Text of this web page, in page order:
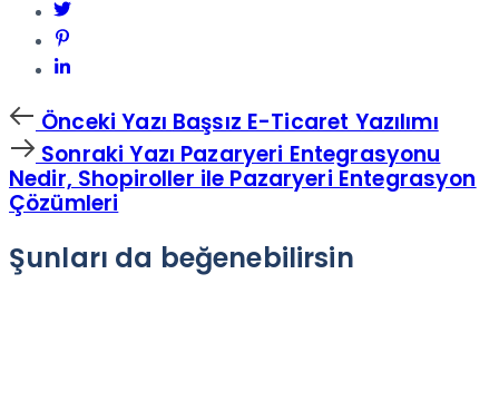
Önceki
Yazı
Önceki Yazı Başsız E-Ticaret Yazılımı
Sonraki
Yazı
Sonraki Yazı Pazaryeri Entegrasyonu
Nedir, Shopiroller ile Pazaryeri Entegrasyon
Çözümleri
Şunları da beğenebilirsin